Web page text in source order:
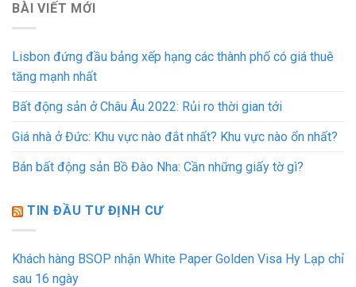
BÀI VIẾT MỚI
Lisbon đứng đầu bảng xếp hạng các thành phố có giá thuê
tăng mạnh nhất
Bất động sản ở Châu Âu 2022: Rủi ro thời gian tới
Giá nhà ở Đức: Khu vực nào đắt nhất? Khu vực nào ổn nhất?
Bán bất động sản Bồ Đào Nha: Cần những giấy tờ gì?
TIN ĐẦU TƯ ĐỊNH CƯ
Khách hàng BSOP nhận White Paper Golden Visa Hy Lạp chỉ
sau 16 ngày